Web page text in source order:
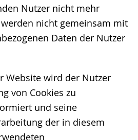
Nutzer nicht mehr
nicht gemeinsam mit
Daten der Nutzer
Website wird der Nutzer
von Cookies zu
und seine
der in diesem